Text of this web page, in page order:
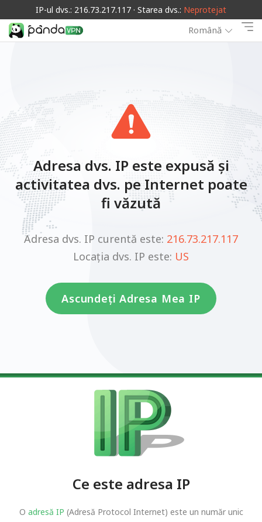
IP-ul dvs.: 216.73.217.117 · Starea dvs.: Neprotejat
Română
Adresa dvs. IP este expusă și
activitatea dvs. pe Internet poate
fi văzută
Adresa dvs. IP curentă este: 216.73.217.117
Locația dvs. IP este: US
Ascundeți Adresa Mea IP
Ce este adresa IP
O adresă IP (Adresă Protocol Internet) este un număr unic